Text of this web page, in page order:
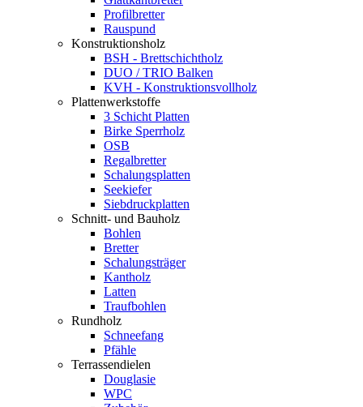
Profilbretter
Rauspund
Konstruktionsholz
BSH - Brettschichtholz
DUO / TRIO Balken
KVH - Konstruktionsvollholz
Plattenwerkstoffe
3 Schicht Platten
Birke Sperrholz
OSB
Regalbretter
Schalungsplatten
Seekiefer
Siebdruckplatten
Schnitt- und Bauholz
Bohlen
Bretter
Schalungsträger
Kantholz
Latten
Traufbohlen
Rundholz
Schneefang
Pfähle
Terrassendielen
Douglasie
WPC